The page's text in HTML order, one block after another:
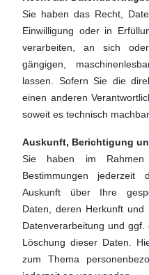
Sie haben das Recht,
Einwilligung oder in
verarbeiten, an sich
gängigen,
lassen. Sofern Sie die
einen anderen
soweit es technisch
Auskunft, Berichtigung
Sie haben im Rahmen
Bestimmungen jederzeit
Auskunft über Ihre
Daten, deren Herkunft
Datenverarbeitung und
Löschung dieser Daten.
zum Thema